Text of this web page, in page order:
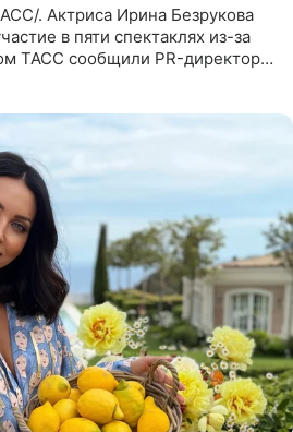
. Актриса Ирина Безрукова
в пяти спектаклях из-за
ТАСС сообщили PR-директор